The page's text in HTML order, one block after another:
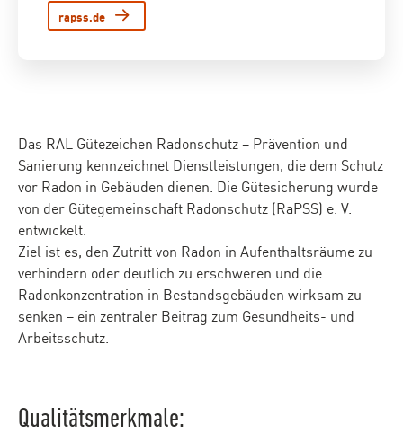
rapss.de
Das RAL Gütezeichen Radonschutz – Prävention und
Sanierung kennzeichnet Dienstleistungen, die dem Schutz
vor Radon in Gebäuden dienen. Die Gütesicherung wurde
von der Gütegemeinschaft Radonschutz (RaPSS) e. V.
entwickelt.
Ziel ist es, den Zutritt von Radon in Aufenthaltsräume zu
verhindern oder deutlich zu erschweren und die
Radonkonzentration in Bestandsgebäuden wirksam zu
senken – ein zentraler Beitrag zum Gesundheits- und
Arbeitsschutz.
Qualitätsmerkmale: